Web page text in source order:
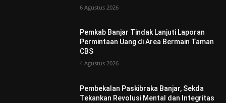
6 Agustus 2026
Pemkab Banjar Tindak Lanjuti Laporan
Permintaan Uang di Area Bermain Taman
CBS
4 Agustus 2026
Pembekalan Paskibraka Banjar, Sekda
Tekankan Revolusi Mental dan Integritas